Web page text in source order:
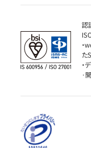
認
・
た
・
·